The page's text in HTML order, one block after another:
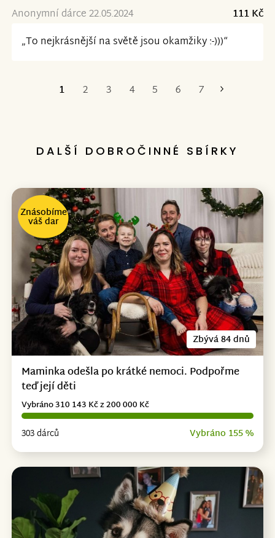
Anonymní dárce 22.05.2024
111 Kč
„To nejkrásnější na světě jsou okamžiky :-)))“
1 2 3 4 5 6 7
DALŠÍ DOBROČINNÉ SBÍRKY
Zbývá 84 dnů
Znásobíme
váš dar
Maminka odešla po krátké nemoci. Podpořme
teď její děti
303 dárců Vybráno 155 %
Vybráno 310 143 Kč z 200 000 Kč